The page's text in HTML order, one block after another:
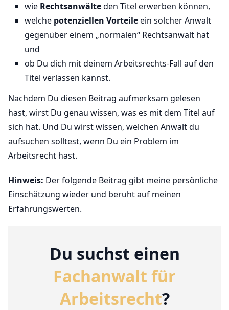
wie Rechtsanwälteden Titel erwerben können,
welche potenziellen Vorteileein solcher Anwalt
gegenüber einem „normalen“ Rechtsanwalt hat
und
ob Du dich mit deinem Arbeitsrechts-Fall auf den
Titel verlassen kannst.
Nachdem Du diesen Beitrag aufmerksam gelesen
hast, wirst Du genau wissen, was es mit dem Titel auf
sich hat. Und Du wirst wissen, welchen Anwalt du
aufsuchen solltest, wenn Du ein Problem im
Arbeitsrecht hast.
Hinweis: Der folgende Beitrag gibt meine persönliche
Einschätzung wieder und beruht auf meinen
Erfahrungswerten.
Du suchst einen
Fachanwalt für
Arbeitsrecht?